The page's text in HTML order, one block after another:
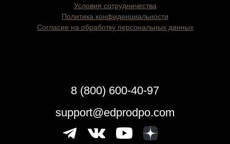
Условия сотрудничества
Политика конфиденциальности
Согласие на обработку персональных данных
8 (800) 600-40-97
support@edprodpo.com